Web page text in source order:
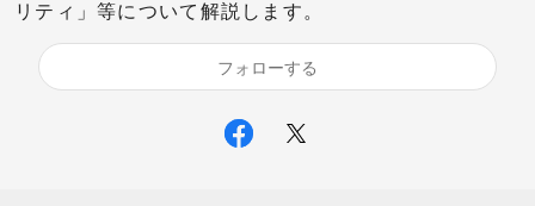
リティ」等について解説します。
フォローする